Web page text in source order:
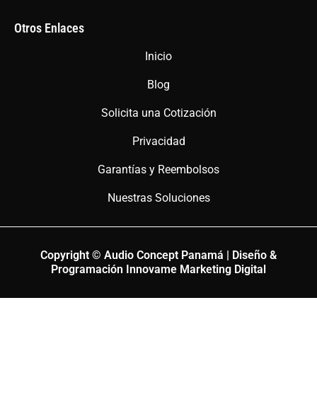
Otros Enlaces
Inicio
Blog
Solicita una Cotización
Privacidad
Garantías y Reembolsos
Nuestras Soluciones
Copyright © Audio Concept Panamá | Diseño &
Programación Innovame Marketing Digital